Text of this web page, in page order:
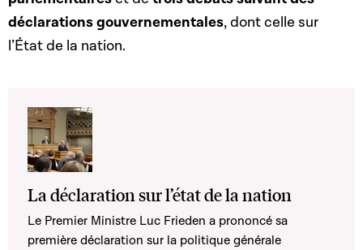
déclarations gouvernementales, dont celle sur
l’État de la nation.
La déclaration sur l’état de la nation
Le Premier Ministre Luc Frieden a prononcé sa
première déclaration sur la politique générale